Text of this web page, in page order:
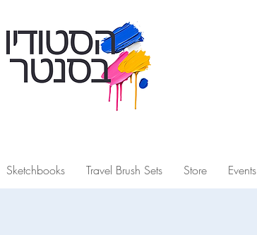
Sketchbooks Travel Brush Sets Store Events